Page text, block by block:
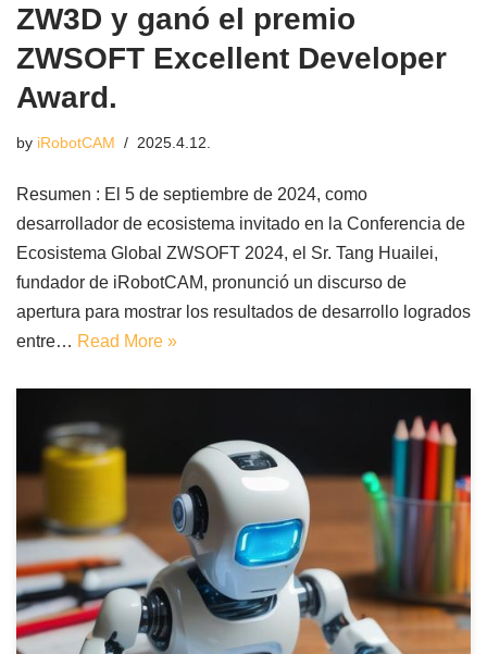
ZW3D y ganó el premio
ZWSOFT Excellent Developer
Award.
by iRobotCAM 2025.4.12.
Resumen : El 5 de septiembre de 2024, como
desarrollador de ecosistema invitado en la Conferencia de
Ecosistema Global ZWSOFT 2024, el Sr. Tang Huailei,
fundador de iRobotCAM, pronunció un discurso de
apertura para mostrar los resultados de desarrollo logrados
entre… Read More »